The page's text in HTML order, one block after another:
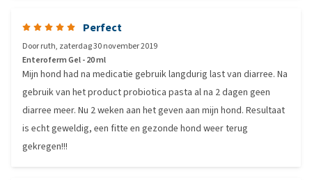
Perfect
Doorruth, zaterdag 30 november 2019
Enteroferm Gel - 20 ml
Mijn hond had na medicatie gebruik langdurig last van diarree. Na
gebruik van het product probiotica pasta al na 2 dagen geen
diarree meer. Nu 2 weken aan het geven aan mijn hond. Resultaat
is echt geweldig, een fitte en gezonde hond weer terug
gekregen!!!